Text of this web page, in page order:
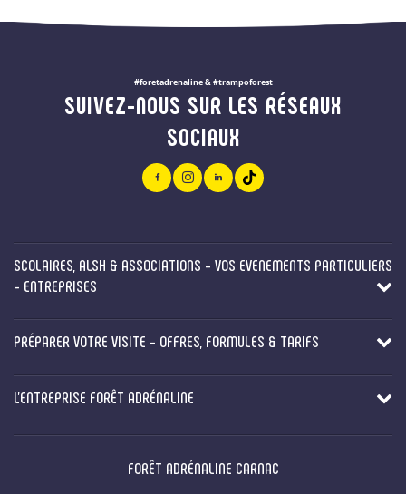
#foretadrenaline & #trampoforest
SUIVEZ-NOUS SUR LES RÉSEAUX
SOCIAUX
SCOLAIRES, ALSH & ASSOCIATIONS - VOS EVENEMENTS PARTICULIERS
- ENTREPRISES
PRÉPARER VOTRE VISITE - OFFRES, FORMULES & TARIFS
L'ENTREPRISE FORÊT ADRÉNALINE
FORÊT ADRÉNALINE CARNAC